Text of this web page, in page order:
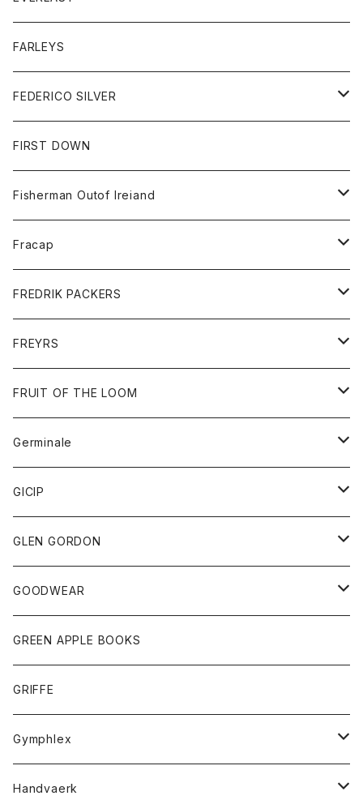
シャツ
セーター
ボトム
ショートパンツ
パンツ
レディース
コート
ジャケット
Tシャツ
ボトム
トップス
ジャケット
スエットシャツ
ボトム
スエットパンツ
グッズ
帽子
FARLEYS
FEDERICO SILVER
アクセサリー
FIRST DOWN
Fisherman Outof Ireiand
ニット
Fracap
グッズ
靴
FREDRIK PACKERS
アクセサリー
バッグ
FREYRS
サングラス
FRUIT OF THE LOOM
アウター
パーカー
グッズ
ネクタイ
チーフ
トップス
シャツ
タンクトップ
ボトム
ショートパンツ
スカート
レディース
スカート
Tシャツ
Germinale
靴
サンダル
GICIP
トップス
Tシャツ
GLEN GORDON
グッズ
手袋
GOODWEAR
トップス
Tシャツ
GREEN APPLE BOOKS
GRIFFE
Gymphlex
アウター
Handvaerk